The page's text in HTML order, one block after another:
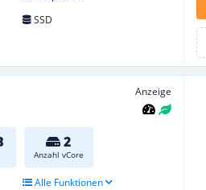
SSD
Anzeige
2
Anzahl vCore
Alle Funktionen